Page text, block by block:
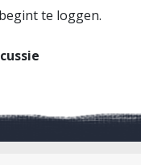
te loggen.